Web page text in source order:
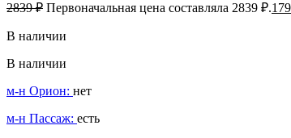
2839₽ Первоначальная цена составляла 2839 ₽.
В наличии
В наличии
м-н Орион: нет
м-н Пассаж: есть